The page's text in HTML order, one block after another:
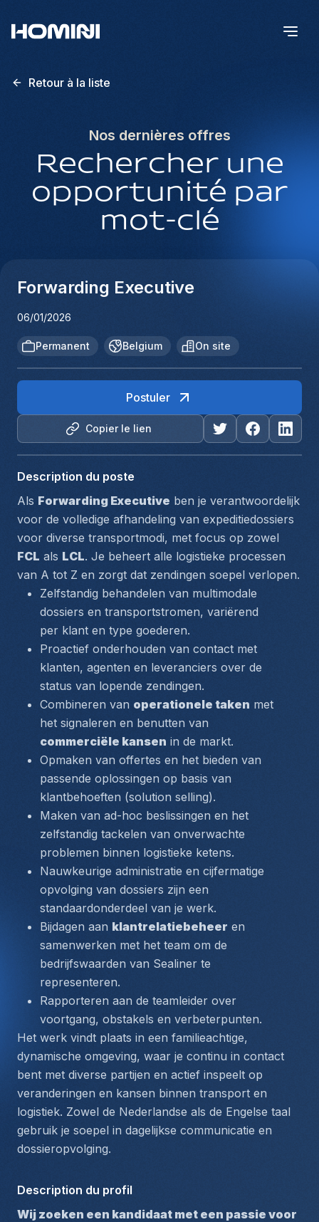
Retour à la liste
Nos dernières offres
Rechercher une
opportunité par
mot-clé
Forwarding Executive
06/01/2026
Permanent Belgium On site
Copier le lien
Postuler
Description du poste
Als Forwarding Executive ben je verantwoordelijk
voor de volledige afhandeling van expeditiedossiers
FCL als LCL. Je beheert alle logistieke processen
van A tot Z en zorgt dat zendingen soepel verlopen.
Zelfstandig behandelen van multimodale
dossiers en transportstromen, variërend
per klant en type goederen.
Proactief onderhouden van contact met
klanten, agenten en leveranciers over de
status van lopende zendingen.
Combineren van operationele taken met
commerciële kansen in de markt.
Opmaken van offertes en het bieden van
passende oplossingen op basis van
klantbehoeften (solution selling).
Maken van ad-hoc beslissingen en het
zelfstandig tackelen van onverwachte
problemen binnen logistieke ketens.
Nauwkeurige administratie en cijfermatige
opvolging van dossiers zijn een
standaardonderdeel van je werk.
Bijdagen aan klantrelatiebeheer en
samenwerken met het team om de
bedrijfswaarden van Sealiner te
representeren.
Rapporteren aan de teamleider over
voortgang, obstakels en verbeterpunten.
Het werk vindt plaats in een familieachtige,
dynamische omgeving, waar je continu in contact
bent met diverse partijen en actief inspeelt op
veranderingen en kansen binnen transport en
logistiek. Zowel de Nederlandse als de Engelse taal
gebruik je soepel in dagelijkse communicatie en
dossieropvolging.
Description du profil
Wij zoeken een kandidaat met een passie voor